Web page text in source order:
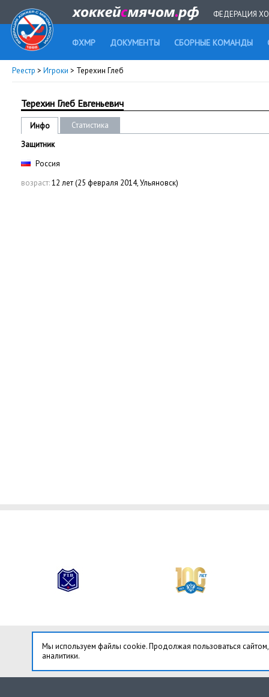
ФЕДЕРАЦИЯ
ФХМР ДОКУМЕНТЫ СБОРНЫЕ КОМАНДЫ
Реестр > Игроки > Терехин Глеб
Терехин Глеб Евгеньевич
Инфо
Статистика
Защитник
Россия
возраст:12 лет (25 февраля 2014, Ульяновск)
Мы используем файлы cookie. Продолжая пользоваться
аналитики.